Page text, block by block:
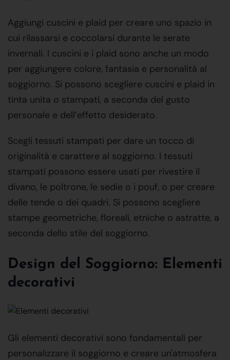
Aggiungi cuscini e plaid per creare uno spazio in
cui rilassarsi e coccolarsi durante le serate
invernali. I cuscini e i plaid sono anche un modo
per aggiungere colore, fantasia e personalità al
soggiorno. Si possono scegliere cuscini e plaid in
tinta unita o stampati, a seconda del gusto
personale e dell’effetto desiderato.
Scegli tessuti stampati per dare un tocco di
originalità e carattere al soggiorno. I tessuti
stampati possono essere usati per rivestire il
divano, le poltrone, le sedie o i pouf, o per creare
delle tende o dei quadri. Si possono scegliere
stampe geometriche, floreali, etniche o astratte, a
seconda dello stile del soggiorno.
Design del Soggiorno: Elementi
decorativi
Gli elementi decorativi sono fondamentali per
personalizzare il soggiorno e creare un'atmosfera